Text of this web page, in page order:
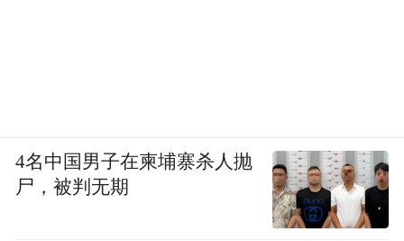
4名中国男子在柬埔寨杀人抛
尸，被判无期